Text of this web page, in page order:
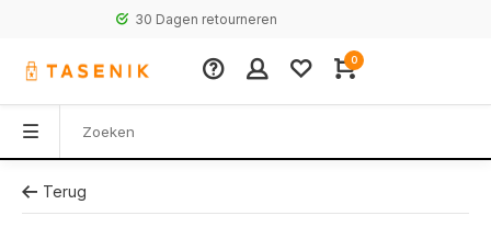
30 Dagen retourneren
0
Terug